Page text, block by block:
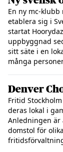
En ny mc-
etablera sig i
startat
uppbyggnad
sitt säte i en
många
Denver
Fritid
deras lokal i
Anledningen är
domstol för